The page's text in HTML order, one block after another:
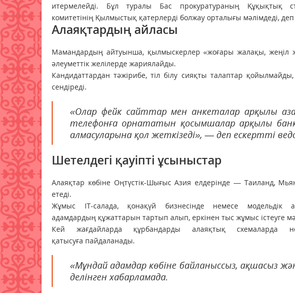
итермелейді. Бұл туралы Бас прокуратураның Құқықтық
комитетінің Қылмыстық қатерлерді болжау орталығы мәлімдеді,
Алаяқтардың айласы
Мамандардың айтуынша, қылмыскерлер «жоғары жалақы, жеңіл
әлеуметтік желілерде жариялайды.
Кандидаттардан тәжірибе, тіл білу сияқты талаптар
сендіреді.
«Олар фейк сайттар мен анкеталар арқылы
телефонға орнататын қосымшалар арқылы
алмасуларына қол жеткізеді», — деп ескертті
Шетелдегі қауіпті ұсыныстар
Алаяқтар көбіне Оңтүстік-Шығыс Азия елдерінде — Таиланд,
етеді.
Жұмыс IT-салада, қонақүй бизнесінде немесе модельдік
адамдардың құжаттарын тартып алып, еркінен тыс жұмыс істеуге
Кей жағдайларда құрбандарды алаяқтық схемаларда
қатысуға пайдаланады.
«Мұндай адамдар көбіне байланыссыз, ақшасыз
делінген хабарламада.